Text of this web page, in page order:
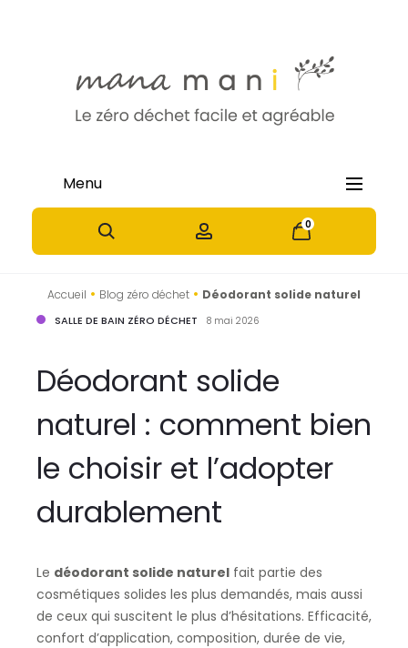
Menu
0
Accueil • Blog zéro déchet • Déodorant solide naturel
SALLE DE BAIN ZÉRO DÉCHET 8 mai 2026
Déodorant solide
naturel : comment bien
le choisir et l’adopter
durablement
Le déodorant solide naturelfait partie des
cosmétiques solides les plus demandés, mais aussi
de ceux qui suscitent le plus d’hésitations. Efficacité,
confort d’application, composition, durée de vie,